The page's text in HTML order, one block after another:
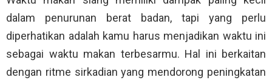
dalam penurunan berat badan, tapi yang perlu
diperhatikan adalah kamu harus menjadikan waktu ini
sebagai waktu makan terbesarmu. Hal ini berkaitan
dengan ritme sirkadian yang mendorong peningkatan